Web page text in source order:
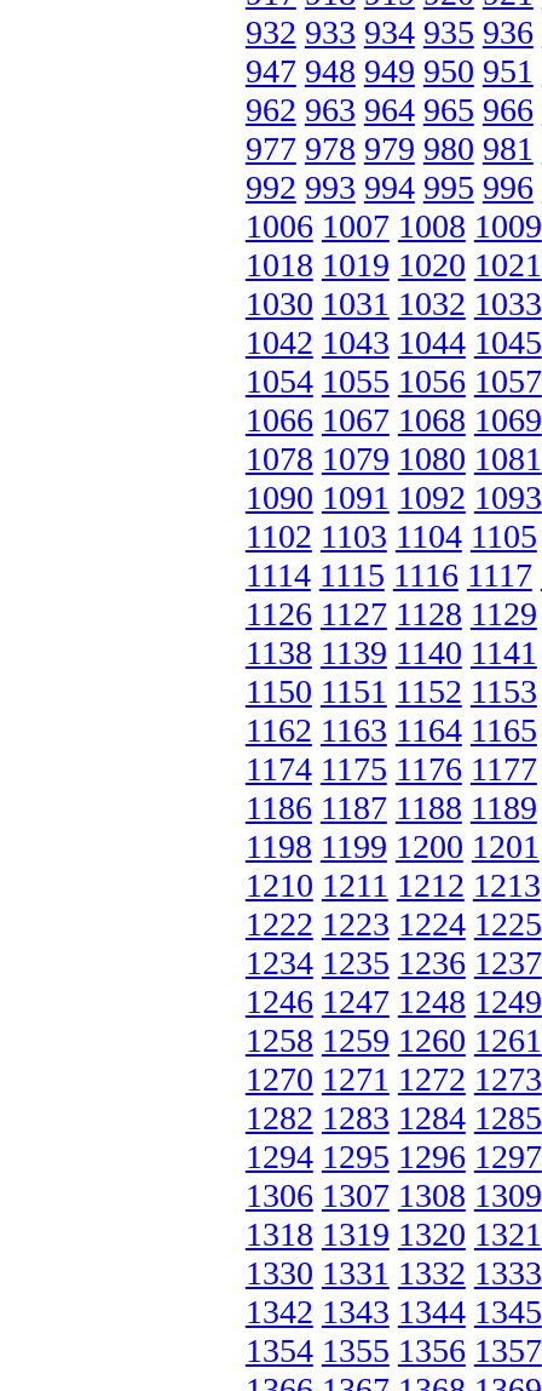
932 933 934 935 936
947 948 949 950 951
962 963 964 965 966
977 978 979 980 981
992 993 994 995 996
1006 1007 1008 1009
1018 1019 1020 1021
1030 1031 1032 1033
1042 1043 1044 1045
1054 1055 1056 1057
1066 1067 1068 1069
1078 1079 1080 1081
1090 1091 1092 1093
1102 1103 1104 1105
1114 1115 1116 1117
1126 1127 1128 1129
1138 1139 1140 1141
1150 1151 1152 1153
1162 1163 1164 1165
1174 1175 1176 1177
1186 1187 1188 1189
1198 1199 1200 1201
1210 1211 1212 1213
1222 1223 1224 1225
1234 1235 1236 1237
1246 1247 1248 1249
1258 1259 1260 1261
1270 1271 1272 1273
1282 1283 1284 1285
1294 1295 1296 1297
1306 1307 1308 1309
1318 1319 1320 1321
1330 1331 1332 1333
1342 1343 1344 1345
1354 1355 1356 1357